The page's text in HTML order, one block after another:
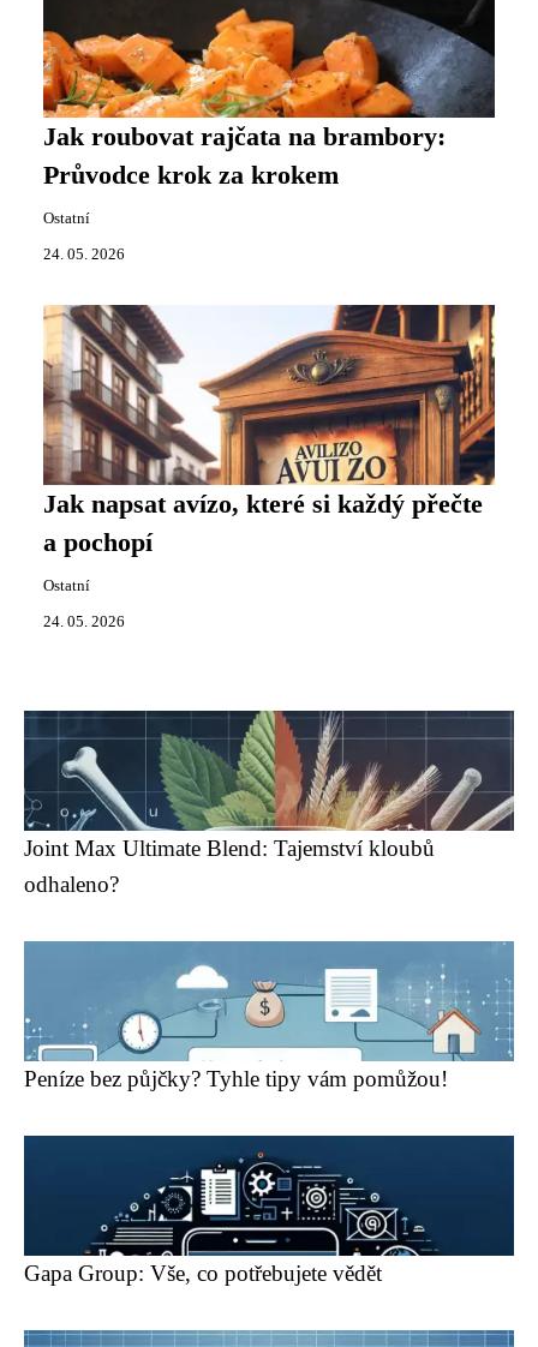
Jak roubovat rajčata na brambory:
Průvodce krok za krokem
Ostatní
24. 05. 2026
Jak napsat avízo, které si každý přečte
a pochopí
Ostatní
24. 05. 2026
Joint Max Ultimate Blend: Tajemství kloubů
odhaleno?
Peníze bez půjčky? Tyhle tipy vám pomůžou!
Gapa Group: Vše, co potřebujete vědět